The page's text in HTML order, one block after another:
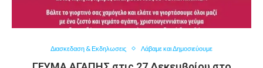
Διασκεδαση & Εκδηλωσεις Λάβαμε και Δημοσιεύουμε